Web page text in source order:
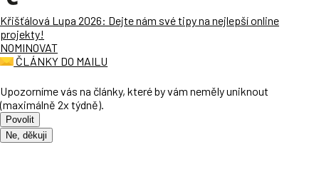
Křišťálová Lupa 2026: Dejte nám své tipy na nejlepší online
projekty!
NOMINOVAT
ČLÁNKY DO MAILU
Upozorníme vás na články, které by vám neměly uniknout
(maximálně 2x týdně).
Povolit
Ne, děkuji